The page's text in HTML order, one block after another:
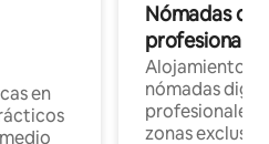
en
Nómadas
Alojamientos
nómadas
profesionales
zonas